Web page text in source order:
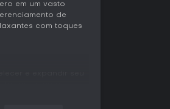
em um vasto
de
com toques